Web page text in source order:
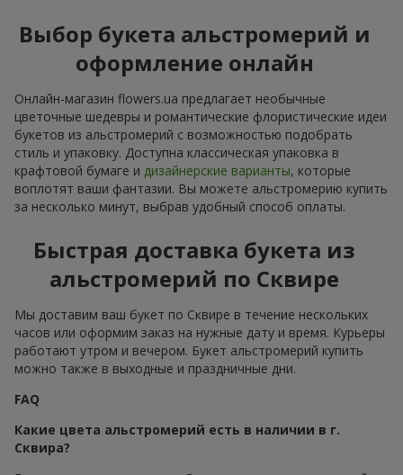
Выбор букета альстромерий и
оформление онлайн
Онлайн-магазин flowers.ua предлагает необычные
цветочные шедевры и романтические флористические идеи
букетов из альстромерий с возможностью подобрать
стиль и упаковку. Доступна классическая упаковка в
крафтовой бумаге и дизайнерские варианты, которые
воплотят ваши фантазии. Вы можете альстромерию купить
за несколько минут, выбрав удобный способ оплаты.
Быстрая доставка букета из
альстромерий по Сквире
Мы доставим ваш букет по Сквире в течение нескольких
часов или оформим заказ на нужные дату и время. Курьеры
работают утром и вечером. Букет альстромерий купить
можно также в выходные и праздничные дни.
FAQ
Какие цвета альстромерий есть в наличии в г.
Сквира?